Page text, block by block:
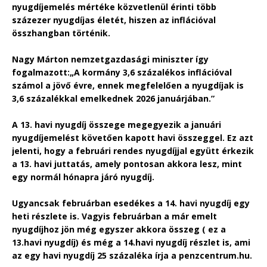
nyugdíjemelés mértéke közvetlenül érinti több
százezer nyugdíjas életét, hiszen az inflációval
összhangban történik.
Nagy Márton nemzetgazdasági miniszter így
fogalmazott:„A kormány 3,6 százalékos inflációval
számol a jövő évre, ennek megfelelően a nyugdíjak is
3,6 százalékkal emelkednek 2026 januárjában.”
A 13. havi nyugdíj összege megegyezik a januári
nyugdíjemelést követően kapott havi összeggel. Ez azt
jelenti, hogy a februári rendes nyugdíjjal együtt érkezik
a 13. havi juttatás, amely pontosan akkora lesz, mint
egy normál hónapra járó nyugdíj.
Ugyancsak februárban esedékes a 14. havi nyugdíj egy
heti részlete is. Vagyis februárban a már emelt
nyugdíjhoz jön még egyszer akkora összeg ( ez a
13.havi nyugdíj) és még a 14.havi nyugdíj részlet is, ami
az egy havi nyugdíj 25 százaléka írja a penzcentrum.hu.